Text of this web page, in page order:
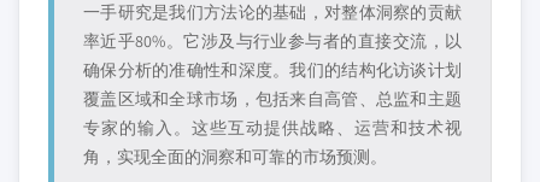
一手研究是我们方法论的基础，对整体洞察的贡献
率近乎80%。它涉及与行业参与者的直接交流，以
确保分析的准确性和深度。我们的结构化访谈计划
覆盖区域和全球市场，包括来自高管、总监和主题
专家的输入。这些互动提供战略、运营和技术视
角，实现全面的洞察和可靠的市场预测。